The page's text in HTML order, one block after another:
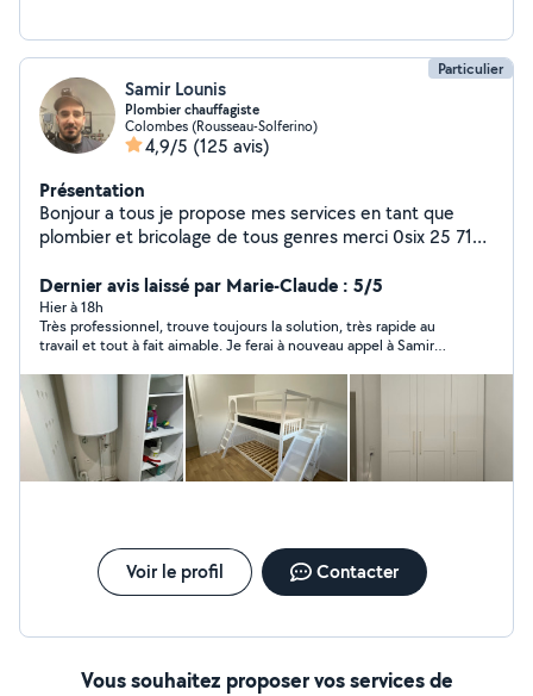
Particulier
Samir Lounis
Plombier chauffagiste
Colombes (Rousseau-Solferino)
4,9/5 (125 avis)
Présentation
Bonjour a tous je propose mes services en tant que
plombier et bricolage de tous genres merci 0six 25 71
Dernier avis laissé par Marie-Claude : 5/5
Hier à 18h
Très professionnel, trouve toujours la solution, très rapide au
travail et tout à fait aimable. Je ferai à nouveau appel à Samir
Voir le profil Contacter
Vous souhaitez proposer vos services de